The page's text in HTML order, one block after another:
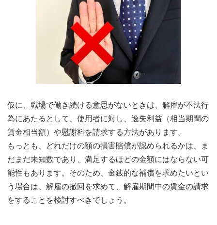
仮に、職場で働き続ける意思がないときは、解雇が不法行
為にあたるとして、使用者に対し、逸失利益（相当期間の
賃金相当額）や慰謝料を請求する方法があります。
もっとも、どれだけの額の損害賠償が認められるかは、ま
だまだ未知数であり、満足するほどの金額にはならない可
能性もあります。そのため、金銭的な補償を求めたいとい
う場合は、解雇の撤回を求めて、解雇期間中の賃金の請求
をすることを検討すべきでしょう。